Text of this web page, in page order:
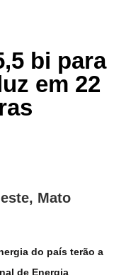
bi para
em 22
Mato
do país terão a
de Energia